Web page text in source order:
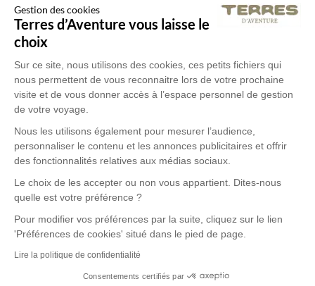
Gestion des cookies
Terres d’Aventure vous laisse le
choix
Sur ce site, nous utilisons des cookies, ces petits fichiers qui
nous permettent de vous reconnaitre lors de votre prochaine
visite et de vous donner accès à l’espace personnel de gestion
de votre voyage.
Nous les utilisons également pour mesurer l’audience,
personnaliser le contenu et les annonces publicitaires et offrir
des fonctionnalités relatives aux médias sociaux.
Le choix de les accepter ou non vous appartient. Dites-nous
quelle est votre préférence ?
Pour modifier vos préférences par la suite, cliquez sur le lien
'Préférences de cookies' situé dans le pied de page.
Lire la politique de confidentialité
Consentements certifiés par